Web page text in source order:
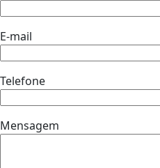
E-mail
Telefone
Mensagem